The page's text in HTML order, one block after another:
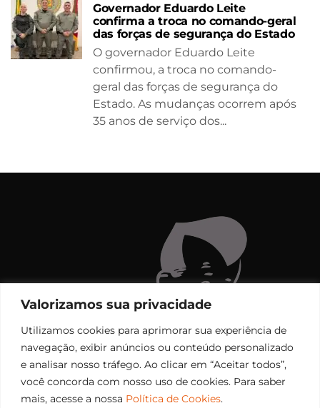
Valorizamos sua privacidade
Utilizamos cookies para aprimorar sua experiência de
navegação, exibir anúncios ou conteúdo personalizado
e analisar nosso tráfego. Ao clicar em “Aceitar todos”,
você concorda com nosso uso de cookies. Para saber
mais, acesse a nossa Política de Cookies.
Governador Eduardo Leite
confirma a troca no comando-geral
das forças de segurança do Estado
O governador Eduardo Leite
confirmou, a troca no comando-
geral das forças de segurança do
Estado. As mudanças ocorrem após
35 anos de serviço dos...